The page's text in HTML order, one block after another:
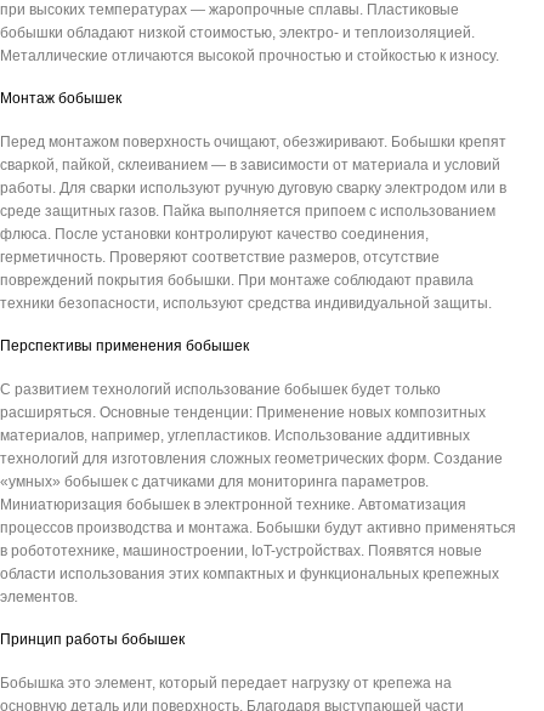
при высоких температурах — жаропрочные сплавы. Пластиковые
бобышки обладают низкой стоимостью, электро- и теплоизоляцией.
Металлические отличаются высокой прочностью и стойкостью к износу.
Монтаж бобышек
Перед монтажом поверхность очищают, обезжиривают. Бобышки крепят
сваркой, пайкой, склеиванием — в зависимости от материала и условий
работы. Для сварки используют ручную дуговую сварку электродом или в
среде защитных газов. Пайка выполняется припоем с использованием
флюса. После установки контролируют качество соединения,
герметичность. Проверяют соответствие размеров, отсутствие
повреждений покрытия бобышки. При монтаже соблюдают правила
техники безопасности, используют средства индивидуальной защиты.
Перспективы применения бобышек
С развитием технологий использование бобышек будет только
расширяться. Основные тенденции: Применение новых композитных
материалов, например, углепластиков. Использование аддитивных
технологий для изготовления сложных геометрических форм. Создание
«умных» бобышек с датчиками для мониторинга параметров.
Миниатюризация бобышек в электронной технике. Автоматизация
процессов производства и монтажа. Бобышки будут активно применяться
в робототехнике, машиностроении, IoT-устройствах. Появятся новые
области использования этих компактных и функциональных крепежных
элементов.
Принцип работы бобышек
Бобышка это элемент, который передает нагрузку от крепежа на
основную деталь или поверхность. Благодаря выступающей части